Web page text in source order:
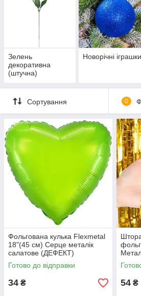
Зелень
декоративна
(штучна)
Новорічні іграшки
Сортування 0
Фольгована кулька Flexmetal
18"(45 см) Серце металік
салатове (ДЕФЕКТ)
Готово до відправки
34 ₴ 54 ₴